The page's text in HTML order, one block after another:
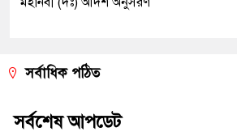
সর্বাধিক পঠিত
সর্বশেষ আপডেট